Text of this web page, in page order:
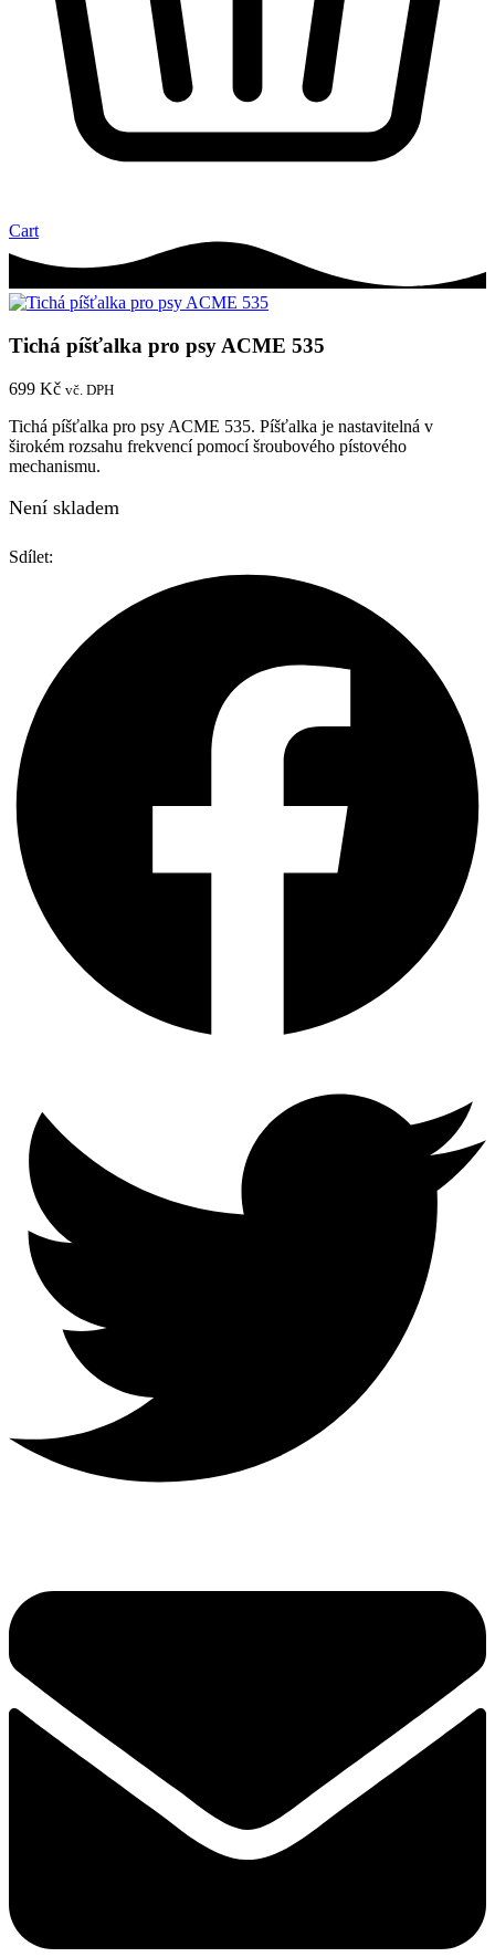
Cart
Tichá píšťalka pro psy ACME 535
699 Kč vč. DPH
Tichá píšťalka pro psy ACME 535. Píšťalka je nastavitelná v
širokém rozsahu frekvencí pomocí šroubového pístového
mechanismu.
Není skladem
Sdílet: